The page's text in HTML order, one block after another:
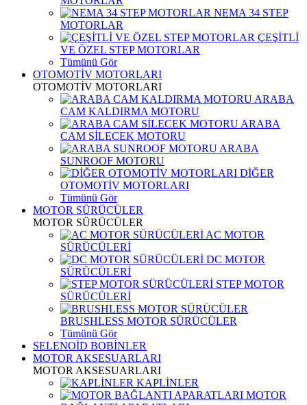
NEMA 34 STEP
MOTORLAR
ÇEŞİTLİ
VE ÖZEL STEP MOTORLAR
Tümünü Gör
OTOMOTİV MOTORLARI
OTOMOTİV MOTORLARI
ARABA
CAM KALDIRMA MOTORU
ARABA
CAM SİLECEK MOTORU
ARABA
SUNROOF MOTORU
DİĞER
OTOMOTİV MOTORLARI
Tümünü Gör
MOTOR SÜRÜCÜLER
MOTOR SÜRÜCÜLER
AC MOTOR
SÜRÜCÜLERİ
DC MOTOR
SÜRÜCÜLERİ
STEP MOTOR
SÜRÜCÜLERİ
BRUSHLESS MOTOR SÜRÜCÜLER
Tümünü Gör
SELENOİD BOBİNLER
MOTOR AKSESUARLARI
MOTOR AKSESUARLARI
KAPLİNLER
MOTOR